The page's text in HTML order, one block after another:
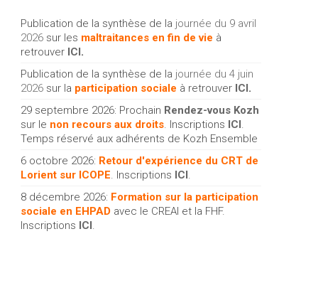
Publication de la synthèse de la journée du 9 avril
2026sur les maltraitances en fin de vie à
retrouver ICI.
Publication de la synthèse de la journée du 4 juin
2026sur la participation sociale à retrouver ICI.
29 septembre 2026: Prochain Rendez-vous Kozh
sur le non recours aux droits. Inscriptions ICI.
Temps réservé aux adhérents de Kozh Ensemble
6 octobre 2026: Retour d'expérience du CRT de
Lorient sur ICOPE. Inscriptions ICI.
8 décembre 2026: Formation sur la participation
sociale en EHPADavec le CREAI et la FHF.
Inscriptions ICI.